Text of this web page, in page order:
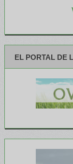
EL PORTAL DE